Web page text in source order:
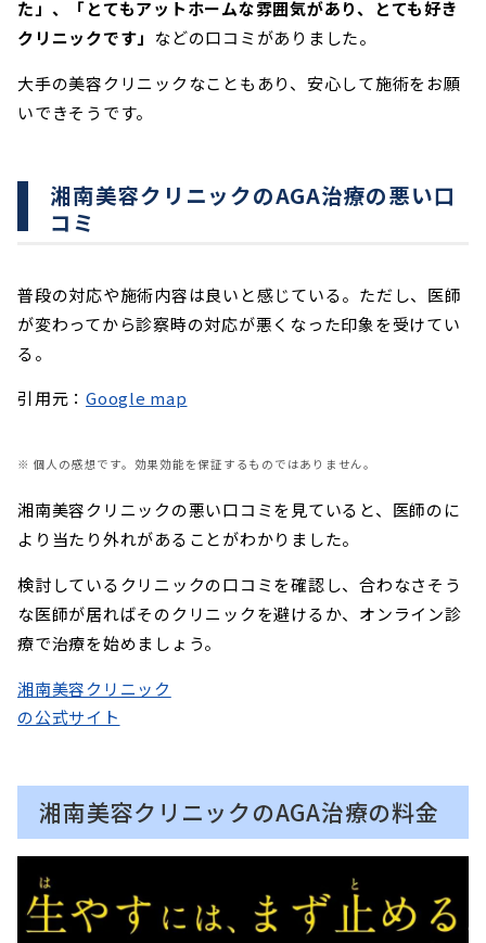
た」、「とてもアットホームな雰囲気があり、とても好き
クリニックです」 などの口コミがありました。
大手の美容クリニックなこともあり、安心して施術をお願
いできそうです。
湘南美容クリニックのAGA治療の悪い口
コミ
普段の対応や施術内容は良いと感じている。ただし、医師
が変わってから診察時の対応が悪くなった印象を受けてい
る。
引用元： Google map
※ 個人の感想です。効果効能を保証するものではありません。
湘南美容クリニックの悪い口コミを見ていると、医師のに
より当たり外れがあることがわかりました。
検討しているクリニックの口コミを確認し、合わなさそう
な医師が居ればそのクリニックを避けるか、オンライン診
療で治療を始めましょう。
湘南美容クリニック
の公式サイト
湘南美容クリニックのAGA治療の料金